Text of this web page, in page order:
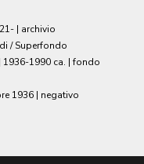
| archivio
/ Superfondo
1936-1990 ca. | fondo
1936 | negativo